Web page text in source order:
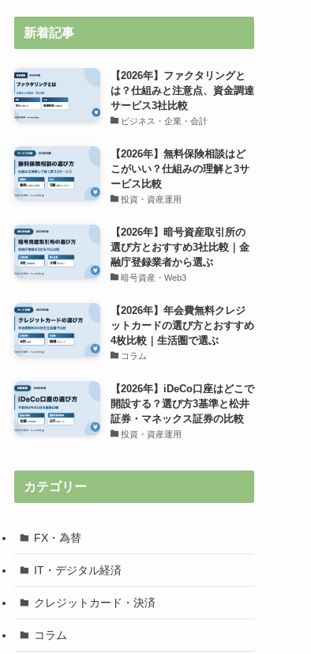
新着記事
【2026年】ファクタリングと
は？仕組みと注意点、資金調達
サービス3社比較
ビジネス・企業・会計
【2026年】無料保険相談はど
こがいい？仕組みの理解と3サ
ービス比較
投資・資産運用
【2026年】暗号資産取引所の
選び方とおすすめ3社比較｜金
融庁登録業者から選ぶ
暗号資産・Web3
【2026年】年会費無料クレジ
ットカードの選び方とおすすめ
4枚比較｜生活圏で選ぶ
コラム
【2026年】iDeCo口座はどこで
開設する？選び方3基準と松井
証券・マネックス証券の比較
投資・資産運用
カテゴリー
FX・為替
IT・デジタル経済
クレジットカード・決済
コラム